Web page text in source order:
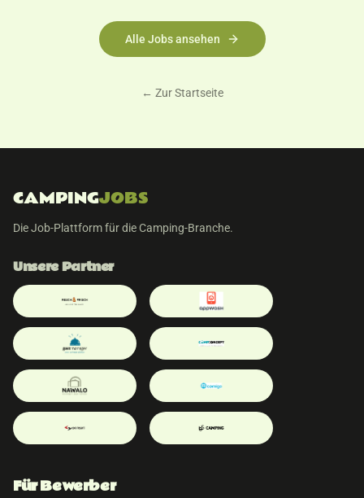
Alle Jobs ansehen
← Zur Startseite
CAMPINGJOBS
Die Job-Plattform für die Camping-Branche.
Unsere Partner
Für Bewerber